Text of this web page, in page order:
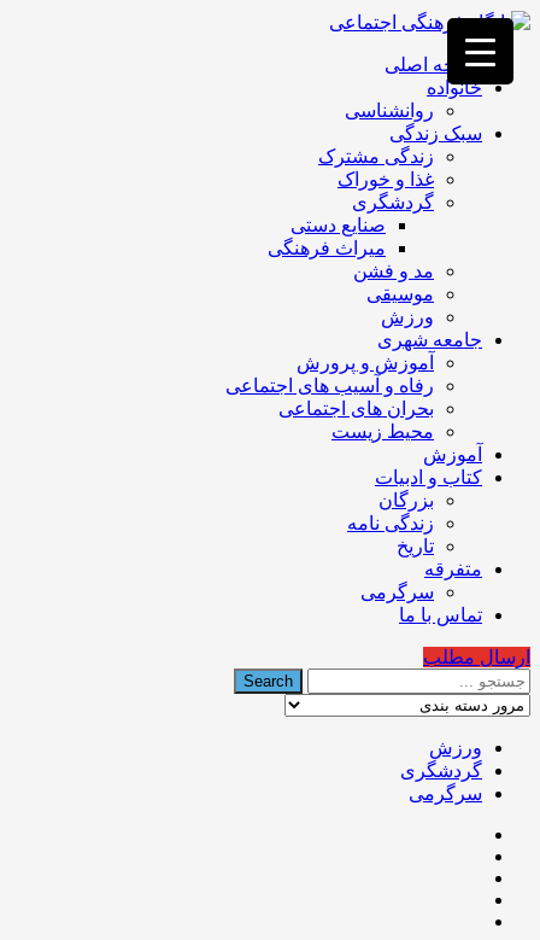
فصد
خون
غرب
تهران
خشکشویی
تصفیه
تهران
صفحه اصلی
خانواده
روانشناسی
سبک زندگی
زندگی مشترک
غذا و خوراک
گردشگری
صنایع دستی
میراث فرهنگی
مد و فشن
موسیقی
ورزش
جامعه شهری
آموزش و پرورش
رفاه و آسیب های اجتماعی
بحران های اجتماعی
محیط زیست
آموزش
کتاب و ادبیات
بزرگان
زندگی نامه
تاریخ
متفرقه
سرگرمی
تماس با ما
ارسال مطلب
ورزش
گردشگری
سرگرمی